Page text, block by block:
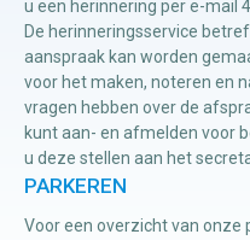
u een herinnering per e-mail
De herinneringsservice
aanspraak kan worden
voor het maken, noteren en
vragen hebben over de
kunt aan- en afmelden voor
u deze stellen aan het
PARKEREN
Voor een overzicht van onze